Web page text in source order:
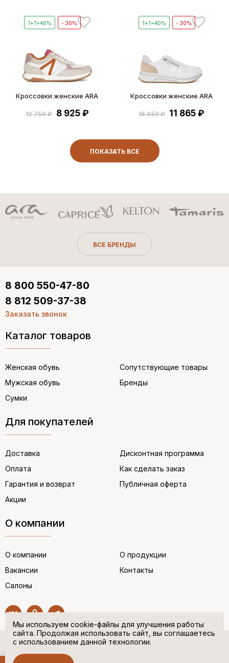
1+1=40% - 30%
Кроссовки женские ARA
12 750 ₽ 8 925 ₽
1+1=40% - 30%
Кроссовки женские ARA
16 950 ₽ 11 865 ₽
ПОКАЗАТЬ ВСЕ
ВСЕ БРЕНДЫ
Каталог товаров
Женская обувь
Мужская обувь
Сумки
Сопутствующие товары
Бренды
Для покупателей
Доставка
Оплата
Гарантия и возврат
Акции
Дисконтная программа
Как сделать заказ
Публичная оферта
О компании
О компании
Вакансии
Салоны
О продукции
Контакты
8 800 550-47-80
8 812 509-37-38
Заказать звонок
© “НЕМЕЦКАЯ ОБУВЬ” 2017. Все права защищены.
Политика в отношении персональных данных
Мы используем cookie-файлы для улучшения работы
сайта. Продолжая использовать сайт, вы соглашаетесь
с использованием данной технологии.